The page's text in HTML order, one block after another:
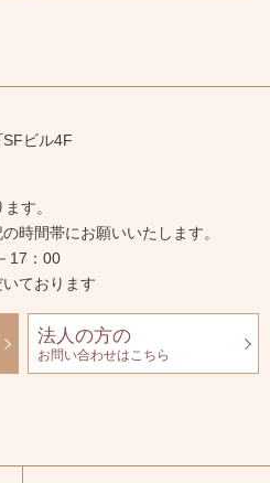
ビル4F
す。
時間帯にお願いいたします。
17：00
ております
法人の方の
お問い合わせはこちら